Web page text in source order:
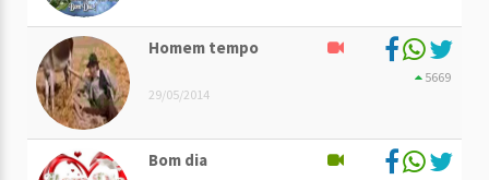
Homem tempo
29/05/2014
5669
Bom dia